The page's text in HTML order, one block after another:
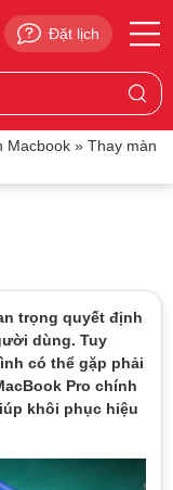
Đặt lịch
Macbook» Thay màn
trọng quyết định
dùng. Tuy
có thể gặp phải
Pro chính
khôi phục hiệu